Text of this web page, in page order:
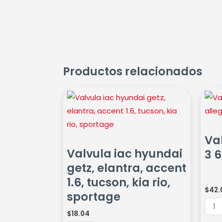
Productos relacionados
Valvula iac hyundai
getz, elantra, accent
1.6, tucson, kia rio,
sportage
$18.04
Valvula
iac
hyundai
accent
1.6,
tucson,
kia
rio,
3
$
iac
6,